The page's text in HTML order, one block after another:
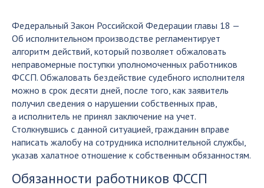
Федеральный Закон Российской Федерации главы 18 —
Об исполнительном производстве регламентирует
алгоритм действий, который позволяет обжаловать
неправомерные поступки уполномоченных работников
ФССП. Обжаловать бездействие судебного исполнителя
можно в срок десяти дней, после того, как заявитель
получил сведения о нарушении собственных прав,
а исполнитель не принял заключение на учет.
Столкнувшись с данной ситуацией, гражданин вправе
написать жалобу на сотрудника исполнительной службы,
указав халатное отношение к собственным обязанностям.
Обязанности работников ФССП